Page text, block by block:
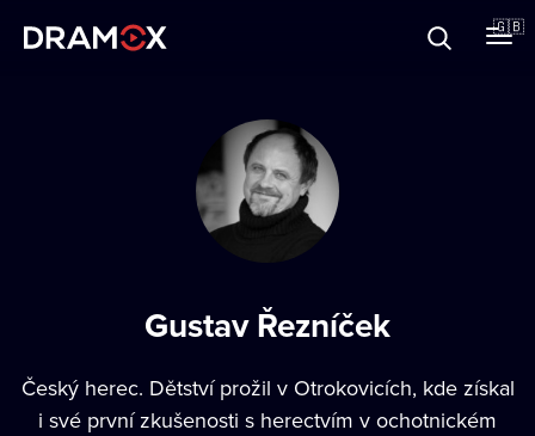
🇬🇧
Gustav Řezníček
Český herec. Dětství prožil v Otrokovicích, kde získal
i své první zkušenosti s herectvím v ochotnickém